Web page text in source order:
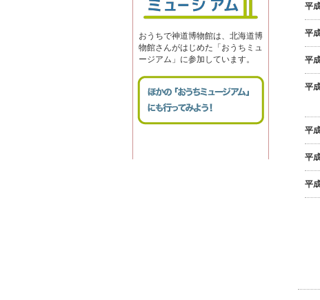
おうちで神道博物館は、北海道博
物館さんがはじめた「おうちミュ
ージアム」に参加しています。
平
平
平
平
平
平
平